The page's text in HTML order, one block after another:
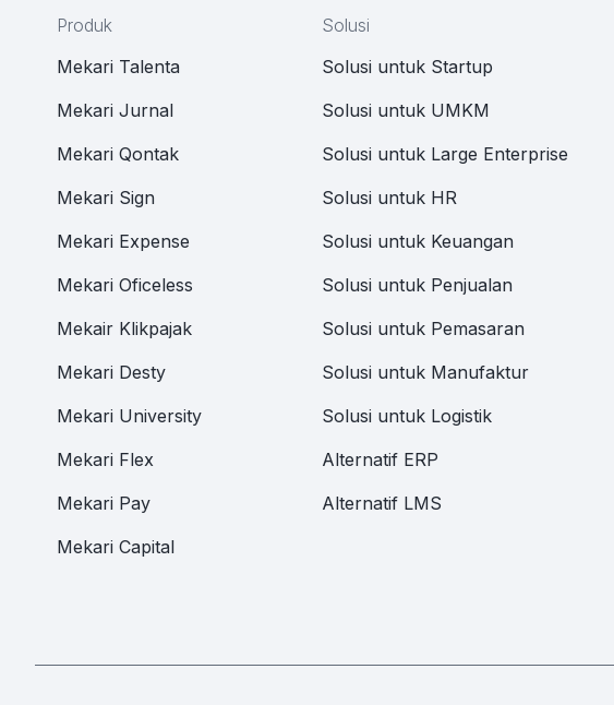
Produk
Mekari Talenta
Mekari Jurnal
Mekari Qontak
Mekari Sign
Mekari Expense
Mekari Oficeless
Mekair Klikpajak
Mekari Desty
Mekari University
Mekari Flex
Mekari Pay
Mekari Capital
Solusi
Solusi untuk Startup
Solusi untuk UMKM
Solusi untuk Large Enterprise
Solusi untuk HR
Solusi untuk Keuangan
Solusi untuk Penjualan
Solusi untuk Pemasaran
Solusi untuk Manufaktur
Solusi untuk Logistik
Alternatif ERP
Alternatif LMS